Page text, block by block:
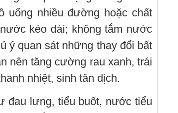
uống nhiều đường hoặc chất
kéo dài; không tắm nước
ý quan sát những thay đổi bất
nên tăng cường rau xanh, trái
nhiệt, sinh tân dịch.
đau lưng, tiểu buốt, nước tiểu